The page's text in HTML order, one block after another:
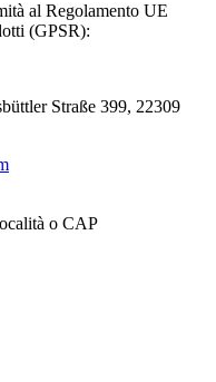
al Regolamento UE
(GPSR):
Straße 399, 22309
o CAP